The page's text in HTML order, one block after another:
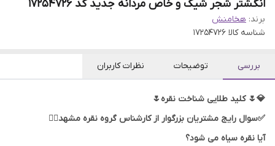
انگشتر شجر شیک و خاص مردانه جدید کد 17254726
برند: هخامنش
شناسه کالا 17254726
بررسی توضیحات نظرات کاربران
💎🌷 کلید طلایی شناخت نقره🌷
✅سوال رایج مشتریان بزرگوار از کارشناس گروه نقره مشهد👇🏻
آیا نقره سیاه می شود؟